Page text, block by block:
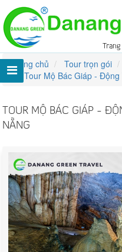
Trang
Trang chủ Tour trọn gói
Tour Mộ Bác Giáp -
TOUR MỘ BÁC GIÁP -
NẴNG